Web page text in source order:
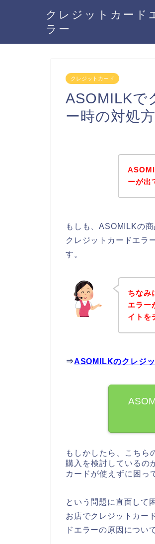
クレジットカード
ラー
クレジットカード
ASOMILKで
ー時の対処方
ーが出
もしも、ASOMILKの
クレジットカードエラ
す。
ちなみ
エラー
イトを
⇒ASOMILKのクレジ
もしかしたら、こちら
購入を検討しているの
カードが使えずに困っ
という問題に直面して
お店でクレジットカー
ドエラーの原因につい